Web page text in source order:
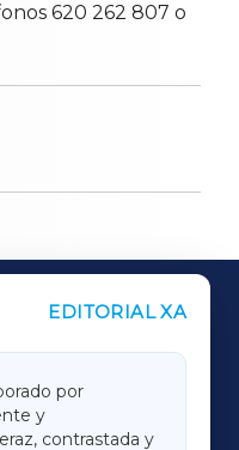
620 262 807 o
EDITORIAL XA
por
y
contrastada y